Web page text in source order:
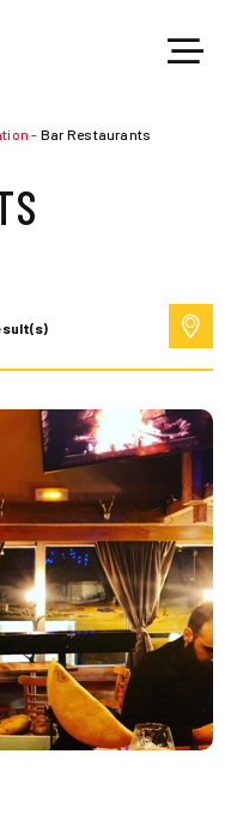
- Bar Restaurants